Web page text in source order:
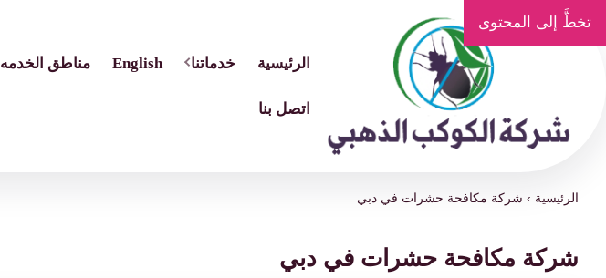
تخطَّ إلى المحتوى
الرئيسية خدماتنا English مناطق الخدمه
اتصل بنا
الرئيسية › شركة مكافحة حشرات في دبي
شركة مكافحة حشرات في دبي